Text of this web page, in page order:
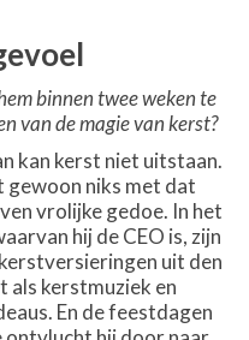
binnen twee weken te
van de magie van kerst?
kan kerst niet uitstaan.
gewoon niks met dat
vrolijke gedoe. In het
hij de CEO is, zijn
uit den
als kerstmuziek en
En de feestdagen